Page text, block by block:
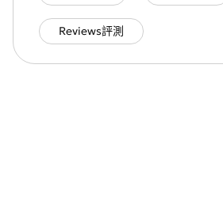
Reviews評測